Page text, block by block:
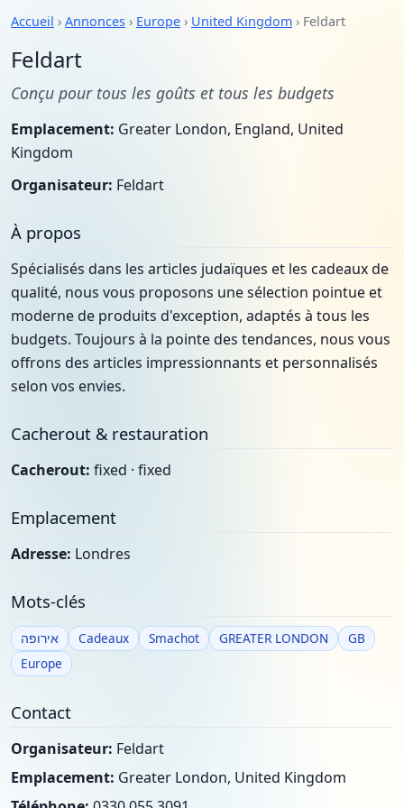
Accueil › Annonces › Europe › United Kingdom › Feldart
Feldart
Conçu pour tous les goûts et tous les budgets
Emplacement: Greater London, England, United
Kingdom
Organisateur: Feldart
À propos
Spécialisés dans les articles judaïques et les cadeaux de
qualité, nous vous proposons une sélection pointue et
moderne de produits d'exception, adaptés à tous les
budgets. Toujours à la pointe des tendances, nous vous
offrons des articles impressionnants et personnalisés
selon vos envies.
Cacherout & restauration
Cacherout: fixed · fixed
Emplacement
Adresse: Londres
Mots-clés
אירופה Cadeaux Smachot GREATER LONDON
GB
Europe
Contact
Organisateur: Feldart
Emplacement: Greater London, United Kingdom